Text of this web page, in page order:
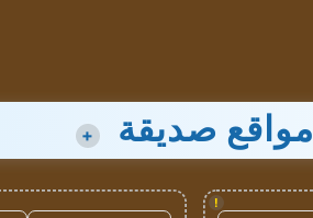
مواقع صديقة +
!